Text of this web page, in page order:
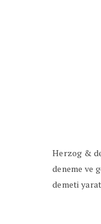
Herzog &
deneme ve
demeti